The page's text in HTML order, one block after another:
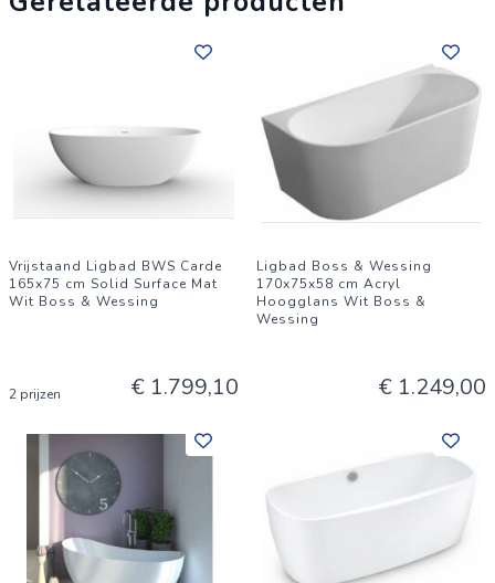
Vrijstaand Ligbad BWS Carde
165x75 cm Solid Surface Mat
Wit Boss & Wessing
2 prijzen € 1.799,10
Ligbad Boss & Wessing
170x75x58 cm Acryl
Hoogglans Wit Boss &
Wessing
€ 1.249,00